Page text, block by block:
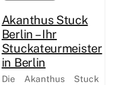
Akanthus Stuck
Berlin – Ihr
Stuckateurmeister
in Berlin
Die Akanthus Stuck